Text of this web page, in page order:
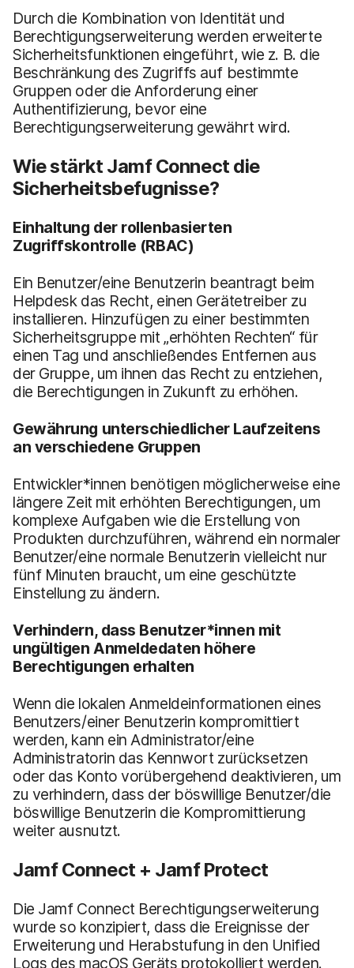
Durch die Kombination von Identität und
Berechtigungserweiterung werden erweiterte
Sicherheitsfunktionen eingeführt, wie z. B. die
Beschränkung des Zugriffs auf bestimmte
Gruppen oder die Anforderung einer
Authentifizierung, bevor eine
Berechtigungserweiterung gewährt wird.
Wie stärkt Jamf Connect die
Sicherheitsbefugnisse?
Einhaltung der rollenbasierten
Zugriffskontrolle (RBAC)
Ein Benutzer/eine Benutzerin beantragt beim
Helpdesk das Recht, einen Gerätetreiber zu
installieren. Hinzufügen zu einer bestimmten
Sicherheitsgruppe mit „erhöhten Rechten“ für
einen Tag und anschließendes Entfernen aus
der Gruppe, um ihnen das Recht zu entziehen,
die Berechtigungen in Zukunft zu erhöhen.
Gewährung unterschiedlicher Laufzeitens
an verschiedene Gruppen
Entwickler*innen benötigen möglicherweise eine
längere Zeit mit erhöhten Berechtigungen, um
komplexe Aufgaben wie die Erstellung von
Produkten durchzuführen, während ein normaler
Benutzer/eine normale Benutzerin vielleicht nur
fünf Minuten braucht, um eine geschützte
Einstellung zu ändern.
Verhindern, dass Benutzer*innen mit
ungültigen Anmeldedaten höhere
Berechtigungen erhalten
Wenn die lokalen Anmeldeinformationen eines
Benutzers/einer Benutzerin kompromittiert
werden, kann ein Administrator/eine
Administratorin das Kennwort zurücksetzen
oder das Konto vorübergehend deaktivieren, um
zu verhindern, dass der böswillige Benutzer/die
böswillige Benutzerin die Kompromittierung
weiter ausnutzt.
Jamf Connect + Jamf Protect
Die Jamf Connect Berechtigungserweiterung
wurde so konzipiert, dass die Ereignisse der
Erweiterung und Herabstufung in den Unified
Logs des macOS Geräts protokolliert werden.